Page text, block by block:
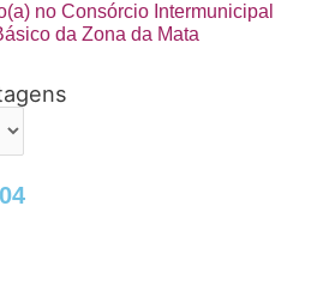
no Consórcio Intermunicipal
da Zona da Mata